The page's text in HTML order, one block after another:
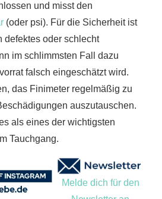
und misst den
(oder psi). Für die Sicherheit ist
defektes oder schlecht
im schlimmsten Fall dazu
falsch eingeschätzt wird.
das Finimeter regelmäßig zu
auszutauschen.
als eines der wichtigsten
Tauchgang.
Melde dich für den